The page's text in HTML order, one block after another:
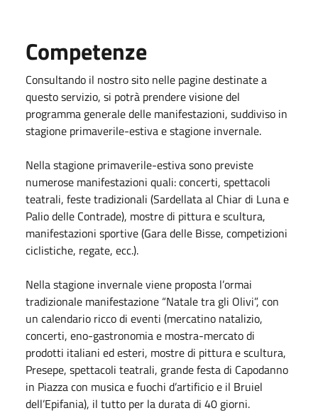
Competenze
Consultando il nostro sito nelle pagine destinate a
questo servizio, si potrà prendere visione del
programma generale delle manifestazioni, suddiviso in
stagione primaverile-estiva e stagione invernale.
Nella stagione primaverile-estiva sono previste
numerose manifestazioni quali: concerti, spettacoli
teatrali, feste tradizionali (Sardellata al Chiar di Luna e
Palio delle Contrade), mostre di pittura e scultura,
manifestazioni sportive (Gara delle Bisse, competizioni
ciclistiche, regate, ecc.).
Nella stagione invernale viene proposta l’ormai
tradizionale manifestazione “Natale tra gli Olivi”, con
un calendario ricco di eventi (mercatino natalizio,
concerti, eno-gastronomia e mostra-mercato di
prodotti italiani ed esteri, mostre di pittura e scultura,
Presepe, spettacoli teatrali, grande festa di Capodanno
in Piazza con musica e fuochi d’artificio e il Bruiel
dell’Epifania), il tutto per la durata di 40 giorni.